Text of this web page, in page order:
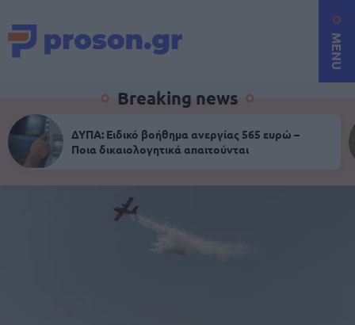
MENU
Breaking news
ΔΥΠΑ: Ειδικό βοήθημα ανεργίας 565 ευρώ –
Ποια δικαιολογητικά απαιτούνται